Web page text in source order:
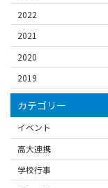
2022
2021
2020
2019
カテゴリー
イベント
高大連携
学校行事